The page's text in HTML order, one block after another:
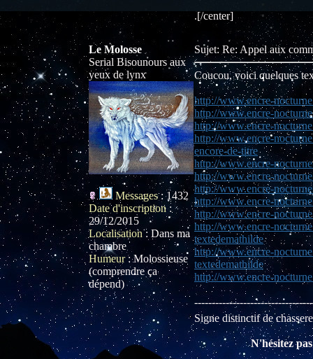
.[/center]
Le Molosse
Serial Bisounours aux
yeux de lynx
Messages:1432
Date d'inscription:
29/12/2015
Localisation: Dans ma
chambre
Humeur:Molossieuse
(comprendre ça
dépend)
Sujet: Re: Appel aux
Coucou, voici quelques
http://www.encre-
http://www.encre-
http://www.encre-
http://www.encre-
encore-de-titre
http://www.encre-
http://www.encre-
http://www.encre-
http://www.encre-
http://www.encre-
http://www.encre-
textedemathilde
http://www.encre-
textedemathilde
http://www.encre-
Signe distinctif de
N'hésitez